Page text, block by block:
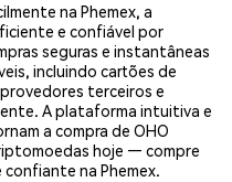
na Phemex, a
e confiável por
seguras e instantâneas
incluindo cartões de
terceiros e
A plataforma intuitiva e
a compra de OHO
hoje — compre
confiante na Phemex.